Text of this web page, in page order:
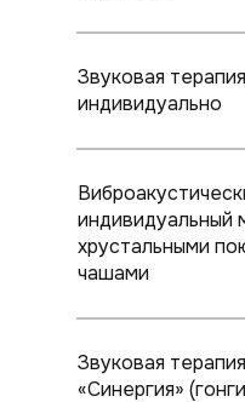
Звуковая терапия
индивидуально
Звуковая терапия
«Синергия»
индивидуальный
хрустальными
чашами